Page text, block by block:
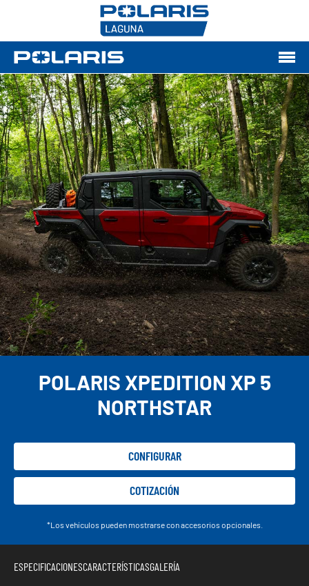
POLARIS XPEDITION XP 5
NORTHSTAR
CONFIGURAR
COTIZACIÓN
*Los vehículos pueden mostrarse con accesorios opcionales.
ESPECIFICACIONESCARACTERÍSTICASGALERÍA